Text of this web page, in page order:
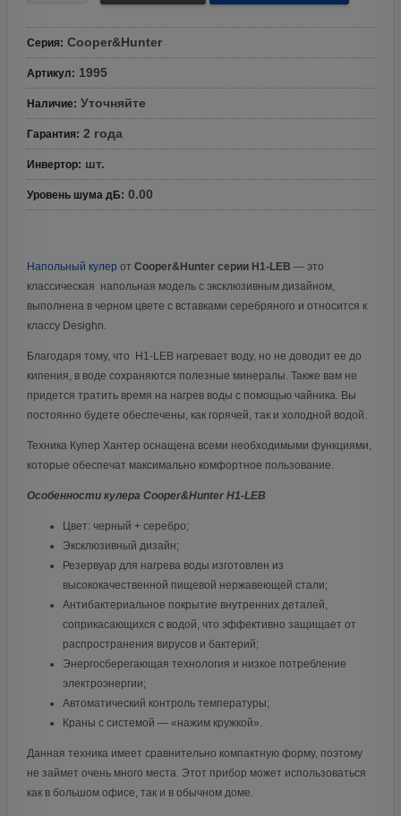
Серия: Cooper&Hunter
Артикул: 1995
Наличие: Уточняйте
Гарантия: 2 года
Инвертор: шт.
Уровень шума дБ: 0.00
Напольный кулер от Cooper&Hunter серии H1-LEB — это
классическая напольная модель с эксклюзивным дизайном,
выполнена в черном цвете с вставками серебряного и относится к
классу Desighn.
Благодаря тому, что H1-LEB нагревает воду, но не доводит ее до
кипения, в воде сохраняются полезные минералы. Также вам не
придется тратить время на нагрев воды с помощью чайника. Вы
постоянно будете обеспечены, как горячей, так и холодной водой.
Техника Купер Хантер оснащена всеми необходимыми функциями,
которые обеспечат максимально комфортное пользование.
Особенности кулера Cooper&Hunter H1-LEB
Цвет: черный + серебро;
Эксклюзивный дизайн;
Резервуар для нагрева воды изготовлен из
высококачественной пищевой нержавеющей стали;
Антибактериальное покрытие внутренних деталей,
соприкасающихся с водой, что эффективно защищает от
распространения вирусов и бактерий;
Энергосберегающая технология и низкое потребление
электроэнергии;
Автоматический контроль температуры;
Краны с системой — «нажим кружкой».
Данная техника имеет сравнительно компактную форму, поэтому
не займет очень много места. Этот прибор может использоваться
как в большом офисе, так и в обычном доме.